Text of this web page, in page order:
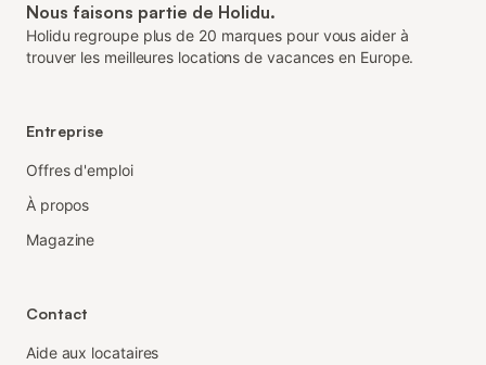
Nous faisons partie de Holidu.
Holidu regroupe plus de 20 marques pour vous aider à
trouver les meilleures locations de vacances en Europe.
Entreprise
Offres d'emploi
À propos
Magazine
Contact
Aide aux locataires